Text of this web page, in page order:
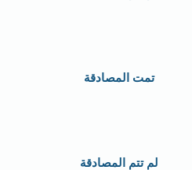
تمت المصادقة
لم تتم المصادقة